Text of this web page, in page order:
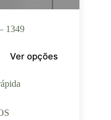
1349
Ver opções